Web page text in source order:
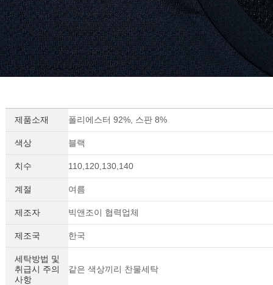
제품소재 폴리에스터 92%, 스판 8%
색상 블랙
치수 110,120,130,140
계절 여름
제조자 빅앤조이 협력업체
제조국 한국
세탁방법 및
취급시 주의
사항
같은 색상끼리 찬물세탁